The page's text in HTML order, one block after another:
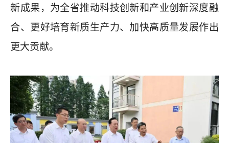
新成果，为全省推动科技创新和产业创新深度融
合、更好培育新质生产力、加快高质量发展作出
更大贡献。